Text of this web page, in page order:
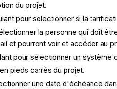
du projet.
pour sélectionner si la
la personne qui doit
et pourront voir et accéder au
pour sélectionner un système
pieds carrés du projet.
une date d'échéance